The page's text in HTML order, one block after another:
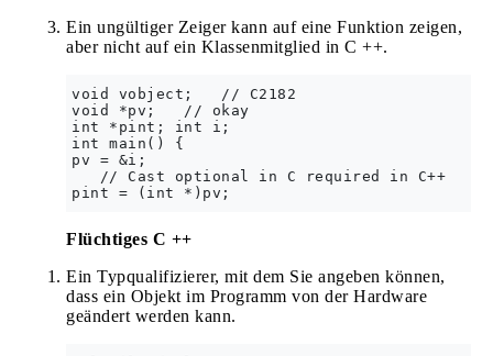
Ein ungültiger Zeiger kann auf eine Funktion zeigen,
aber nicht auf ein Klassenmitglied in C ++.
void vobject;   // C2182
void *pv;   // okay
int *pint; int i;
int main() {
pv = &i;
   // Cast optional in C required in C++
Flüchtiges C ++
Ein Typqualifizierer, mit dem Sie angeben können,
dass ein Objekt im Programm von der Hardware
geändert werden kann.